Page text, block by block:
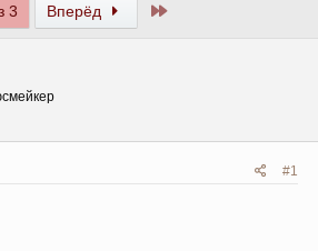
3
Вперёд Последний
#1